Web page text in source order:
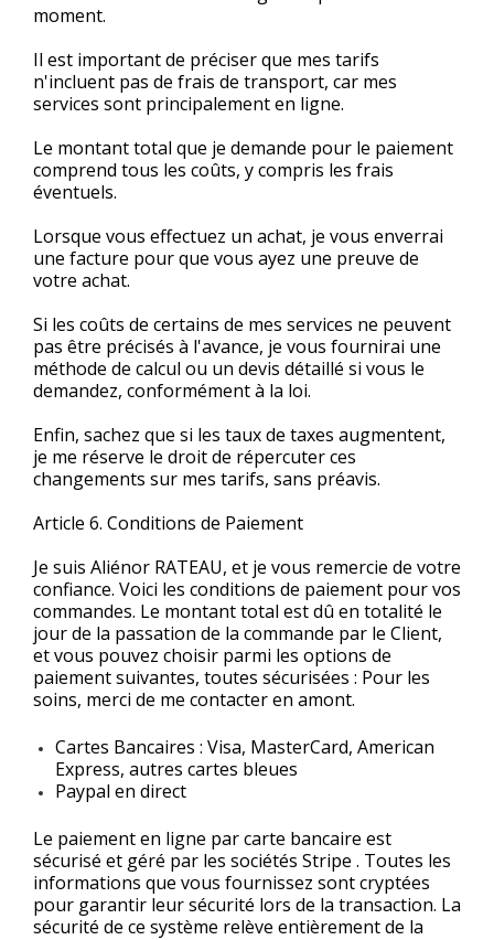
moment.
Il est important de préciser que mes tarifs
n'incluent pas de frais de transport, car mes
services sont principalement en ligne.
Le montant total que je demande pour le paiement
comprend tous les coûts, y compris les frais
éventuels.
Lorsque vous effectuez un achat, je vous enverrai
une facture pour que vous ayez une preuve de
votre achat.
Si les coûts de certains de mes services ne peuvent
pas être précisés à l'avance, je vous fournirai une
méthode de calcul ou un devis détaillé si vous le
demandez, conformément à la loi.
Enfin, sachez que si les taux de taxes augmentent,
je me réserve le droit de répercuter ces
changements sur mes tarifs, sans préavis.
Article 6. Conditions de Paiement
Je suis Aliénor RATEAU, et je vous remercie de votre
confiance. Voici les conditions de paiement pour vos
commandes. Le montant total est dû en totalité le
jour de la passation de la commande par le Client,
et vous pouvez choisir parmi les options de
paiement suivantes, toutes sécurisées : Pour les
soins, merci de me contacter en amont.
Cartes Bancaires : Visa, MasterCard, American
Express, autres cartes bleues
Paypal en direct
Le paiement en ligne par carte bancaire est
sécurisé et géré par les sociétés Stripe . Toutes les
informations que vous fournissez sont cryptées
pour garantir leur sécurité lors de la transaction. La
sécurité de ce système relève entièrement de la